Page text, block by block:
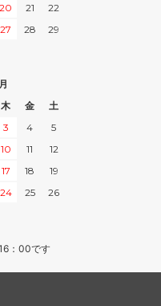
20 21
22
27 28
29
木 金
土
3 4
5
10 11
12
17 18
19
24 25
26
：00です